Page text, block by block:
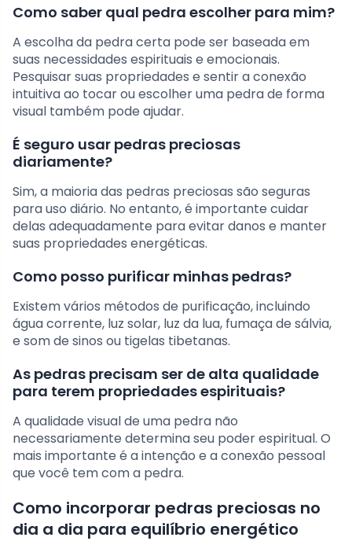
Como saber qual pedra escolher para mim?
A escolha da pedra certa pode ser baseada em
suas necessidades espirituais e emocionais.
Pesquisar suas propriedades e sentir a conexão
intuitiva ao tocar ou escolher uma pedra de forma
visual também pode ajudar.
É seguro usar pedras preciosas
diariamente?
Sim, a maioria das pedras preciosas são seguras
para uso diário. No entanto, é importante cuidar
delas adequadamente para evitar danos e manter
suas propriedades energéticas.
Como posso purificar minhas pedras?
Existem vários métodos de purificação, incluindo
água corrente, luz solar, luz da lua, fumaça de sálvia,
e som de sinos ou tigelas tibetanas.
As pedras precisam ser de alta qualidade
para terem propriedades espirituais?
A qualidade visual de uma pedra não
necessariamente determina seu poder espiritual. O
mais importante é a intenção e a conexão pessoal
que você tem com a pedra.
Como incorporar pedras preciosas no
dia a dia para equilíbrio energético